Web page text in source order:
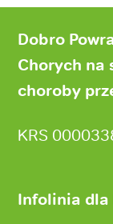
stronyDobro
Chorych na
choroby
KRS
Infolinia dla